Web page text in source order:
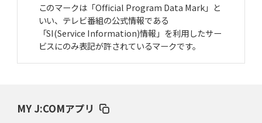
このマークは「Official Program Data Mark」と
いい、テレビ番組の公式情報である
「SI(Service Information)情報」を利用したサー
ビスにのみ表記が許されているマークです。
MY J:COMアプリ